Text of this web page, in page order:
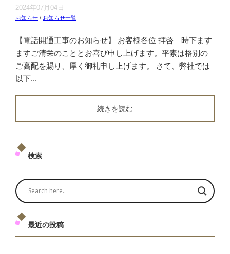
2024年07月04日
お知らせ / お知らせ一覧
【電話開通工事のお知らせ】 お客様各位 拝啓 時下ます
ますご清栄のこととお喜び申し上げます。平素は格別の
ご高配を賜り、厚く御礼申し上げます。 さて、弊社では
以下...
続きを読む
検索
最近の投稿